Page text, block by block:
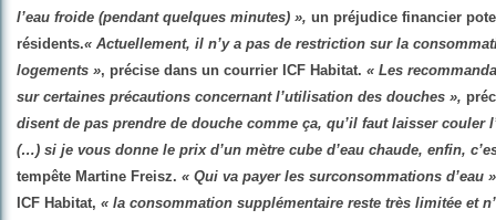
l’eau froide (pendant quelques minutes) », un préjudice financier
résidents.« Actuellement, il n’y a pas de restriction sur la
logements », précise dans un courrier ICF Habitat. « Les
sur certaines précautions concernant l’utilisation des douches »,
disent de pas prendre de douche comme ça, qu’il faut laisser couler
(…) si je vous donne le prix d’un mètre cube d’eau chaude, enfin,
tempête Martine Freisz. « Qui va payer les surconsommations d’eau »
ICF Habitat, « la consommation supplémentaire reste très limitée et